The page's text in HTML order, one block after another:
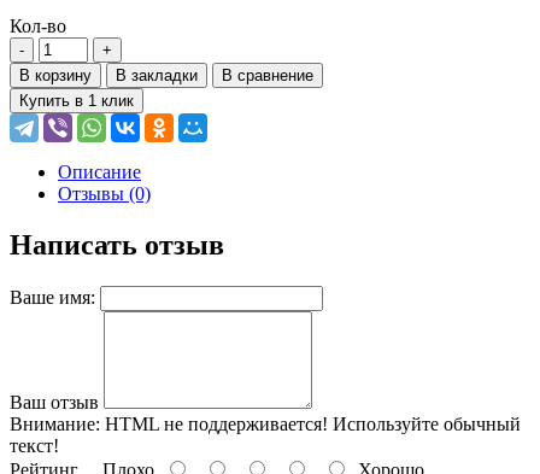
Кол-во
В корзину В закладки
В сравнение
Купить в 1 клик
Описание
Отзывы (0)
Написать отзыв
Ваше имя:
Ваш отзыв
Внимание: HTML не поддерживается! Используйте обычный
текст!
Рейтинг Плохо Хорошо